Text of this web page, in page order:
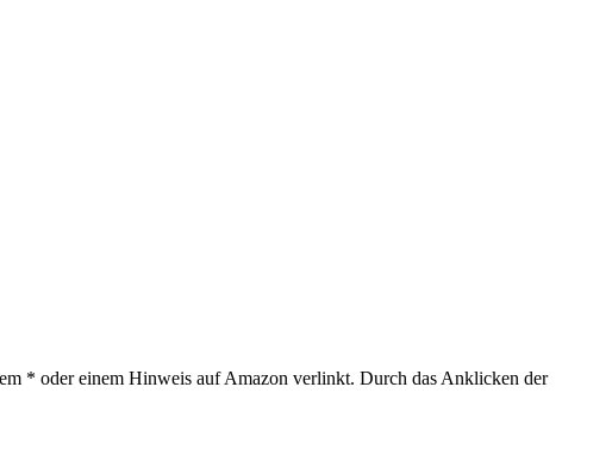
* oder einem Hinweis auf Amazon verlinkt. Durch das Anklicken der